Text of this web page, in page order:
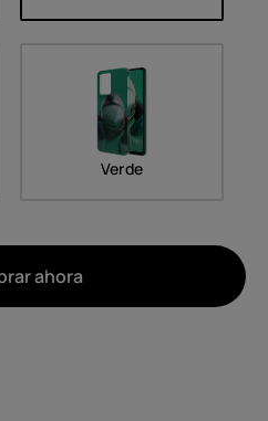
Verde
Comprar ahora